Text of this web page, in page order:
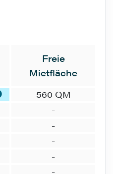
Freie
Mietfläche
560 QM
-
-
-
-
-